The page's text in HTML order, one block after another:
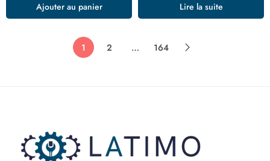
Ajouter au panier Lire la suite
1 2 … 164